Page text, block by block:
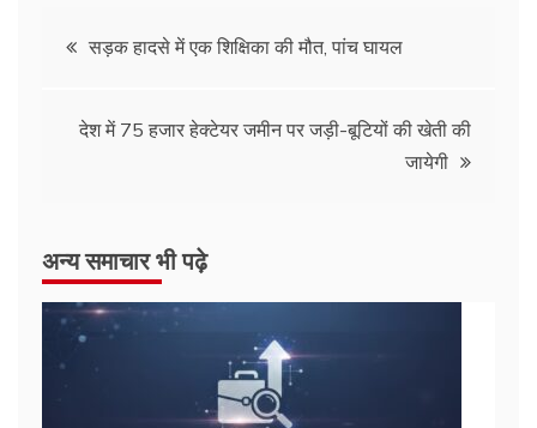
सड़क हादसे में एक शिक्षिका की मौत, पांच घायल
देश में 75 हजार हेक्टेयर जमीन पर जड़ी-बूटियों की खेती की
जायेगी
अन्य समाचार भी पढ़े